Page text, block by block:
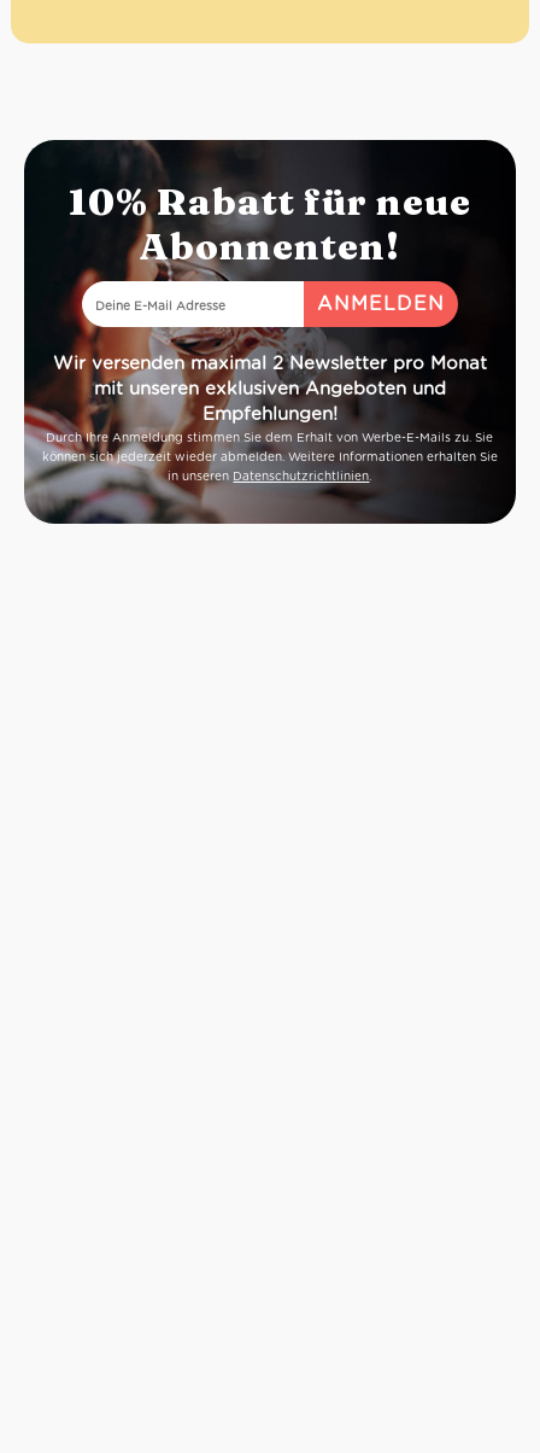
10% Rabatt für neue
Abonnenten!
Wir versenden maximal 2 Newsletter pro Monat
mit unseren exklusiven Angeboten und
Empfehlungen!
Durch Ihre Anmeldung stimmen Sie dem Erhalt von Werbe-E-Mails zu. Sie
können sich jederzeit wieder abmelden. Weitere Informationen erhalten Sie
in unseren Datenschutzrichtlinien